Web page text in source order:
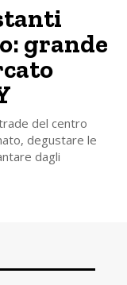
grande
del centro
degustare le
dagli